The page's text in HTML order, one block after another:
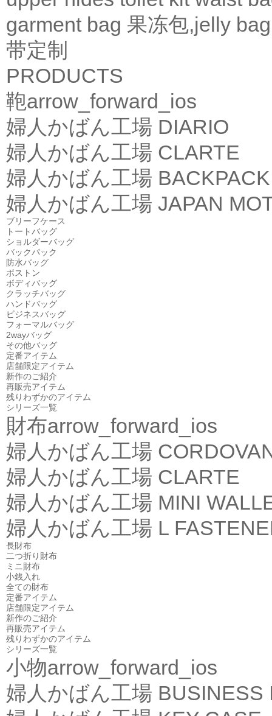
garment bag 果冻包,jelly bag
带定制
PRODUCTS
鞄arrow_forward_ios
婦人かばん工場 DIARIO
婦人かばん工場 CLARTE
婦人かばん工場 BACKPACK
婦人かばん工場 JAPAN
ブリーフケース
トートバッグ
ショルダーバッグ
バックパック
防水バッグ
ボストン
ボディバッグ
クラッチバッグ
ハンドバッグ
ビジネスバッグ
フォーマルバッグ
2wayバッグ
その他バッグ
定番アイテム
店舗限定アイテム
新作のご紹介
再販売アイテム
残りわずかのアイテム
シリーズ一覧
財布arrow_forward_ios
婦人かばん工場
婦人かばん工場 CLARTE
婦人かばん工場 MINI
婦人かばん工場 L
長財布
二つ折り財布
ミニ財布
小銭入れ
全ての財布
定番アイテム
店舗限定アイテム
新作のご紹介
再販売アイテム
残りわずかのアイテム
シリーズ一覧
小物arrow_forward_ios
婦人かばん工場 BUSINESS